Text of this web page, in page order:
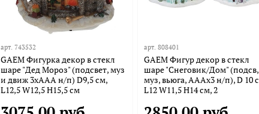
арт. 743532
GAEM Фигурка декор в стекл
шаре "Дед Мороз" (подсвет, муз
и движ 3xAAA н/п) D9,5 см,
L12,5 W12,5 H15,5 см
арт. 808401
GAEM Фигур декор в стекл
шаре "Снеговик/Дом" (подсв,
муз, вьюга, AAAх3 н/п), D 10
L12 W11,5 H14 см, 2